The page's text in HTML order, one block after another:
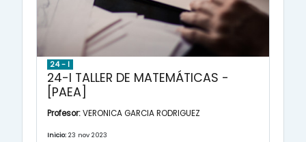
24 - I
24-I TALLER DE MATEMÁTICAS -
[PAEA]
Profesor:VERONICA GARCIA RODRIGUEZ
Inicio: 23 nov 2023